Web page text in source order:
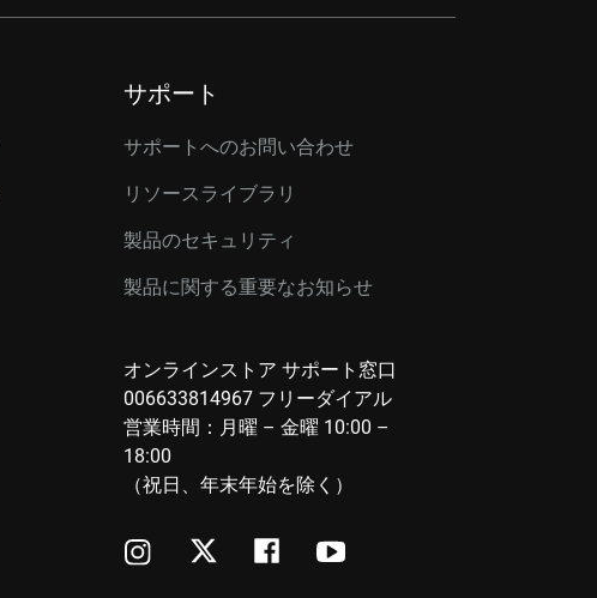
サポート
サポートへのお問い合わせ
リソースライブラリ
製品のセキュリティ
製品に関する重要なお知らせ
オンラインストア サポート窓口
006633814967 フリーダイアル
営業時間：月曜 – 金曜 10:00 –
18:00
（祝日、年末年始を除く）